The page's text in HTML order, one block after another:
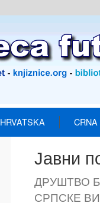
HRVATSKA
Јавни
ДРУШТВО
СРПСКЕ